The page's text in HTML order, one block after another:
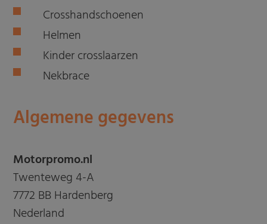
Crosshandschoenen
Helmen
Kinder crosslaarzen
Nekbrace
Algemene gegevens
Motorpromo.nl
Twenteweg 4-A
7772 BB Hardenberg
Nederland